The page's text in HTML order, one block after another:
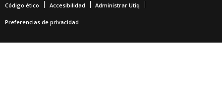
Código ético Accesibilidad Administrar Utiq
Preferencias de privacidad